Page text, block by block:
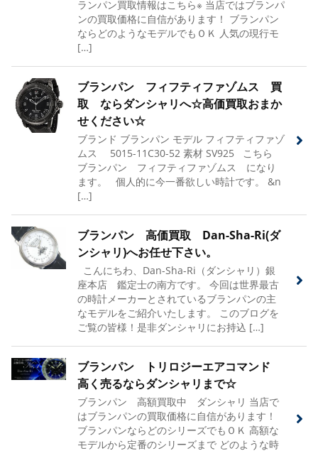
ランパン買取情報はこちら※ 当店ではブランパ
ンの買取価格に自信があります！ ブランパン
ならどのようなモデルでもＯＫ 人気の現行モ
[…]
ブランパン フィフティファゾムス 買
取 ならダンシャリへ☆高価買取おまか
せください☆
ブランド ブランパン モデル フィフティファゾ
ムス 5015-11C30-52 素材 SV925 こちら
ブランパン フィフティファゾムス になり
ます。 個人的に今一番欲しい時計です。 &n
[…]
ブランパン 高価買取 Dan-Sha-Ri(ダ
ンシャリ)へお任せ下さい。
こんにちわ、Dan-Sha-Ri（ダンシャリ）銀
座本店 鑑定士の南方です。 今回は世界最古
の時計メーカーとされているブランパンの主
なモデルをご紹介いたします。 このブログを
ご覧の皆様！是非ダンシャリにお持込 […]
ブランパン トリロジーエアコマンド
高く売るならダンシャリまで☆
ブランパン 高額買取中 ダンシャリ 当店で
はブランパンの買取価格に自信があります！
ブランパンならどのシリーズでもＯＫ 高額な
モデルから定番のシリーズまで どのような時